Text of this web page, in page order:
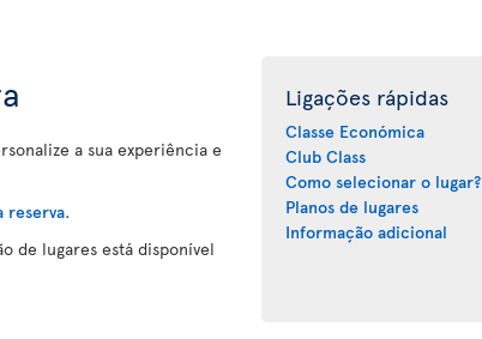
a sua experiência e
reserva.
de lugares está disponível
Ligações rápidas
Classe Económica
Club Class
Como selecionar o lugar?
Planos de lugares
Informação adicional